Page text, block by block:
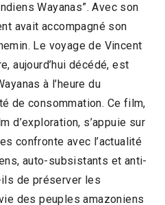
Wayanas”. Avec son
avait accompagné son
Le voyage de Vincent
aujourd’hui décédé, est
à l’heure du
de consommation. Ce film,
d’exploration, s’appuie sur
confronte avec l’actualité
auto-subsistants et anti-
de préserver les
des peuples amazoniens